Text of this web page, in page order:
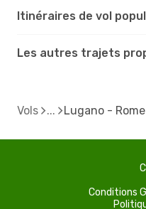
Itinéraires de vol
Les autres trajets
Vols Lugano - Rome
Conditions